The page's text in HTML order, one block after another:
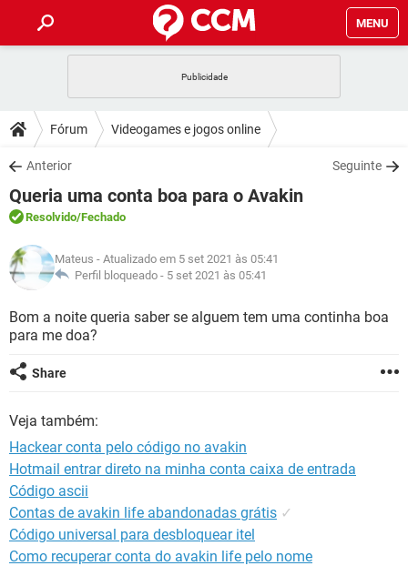
MENU
CELULAR FACEBOOK
OUTLOOK
INSTAGRAM GMAIL
GUIA DE COMPRAS
DICAS
JOGOS WHATSAPP
OUTLOOK
INSTAGRAM
GUIA DE COMPRAS
DOWNLOADS
JOGOS WHATSAPP
CELULAR
OUTLOOK EXCEL
INSTAGRAM
GUIA DE COMPRAS
FÓRUM
JOGOS
CELULAR FACEBOOK
INSTAGRAM
GUIA DE COMPRAS
GLOSSÁRIO
JOGOS
CELULAR FACEBOOK
INSTAGRAM
GUIA DE COMPRAS
Fórum Videogames e jogos online
Anterior Seguinte
Queria uma conta boa para o Avakin
Resolvido/Fechado
Mateus - Atualizado em 5 set 2021 às 05:41
Perfil bloqueado - 5 set 2021 às 05:41
Bom a noite queria saber se alguem tem uma continha boa
para me doa?
Share
Veja também:
Hackear conta pelo código no avakin
Hotmail entrar direto na minha conta caixa de entrada
Código ascii
Contas de avakin life abandonadas grátis ✓
Código universal para desbloquear itel
Como recuperar conta do avakin life pelo nome